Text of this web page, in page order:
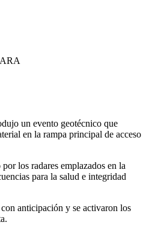
un evento geotécnico que
en la rampa principal de acceso
los radares emplazados en la
para la salud e integridad
anticipación y se activaron los